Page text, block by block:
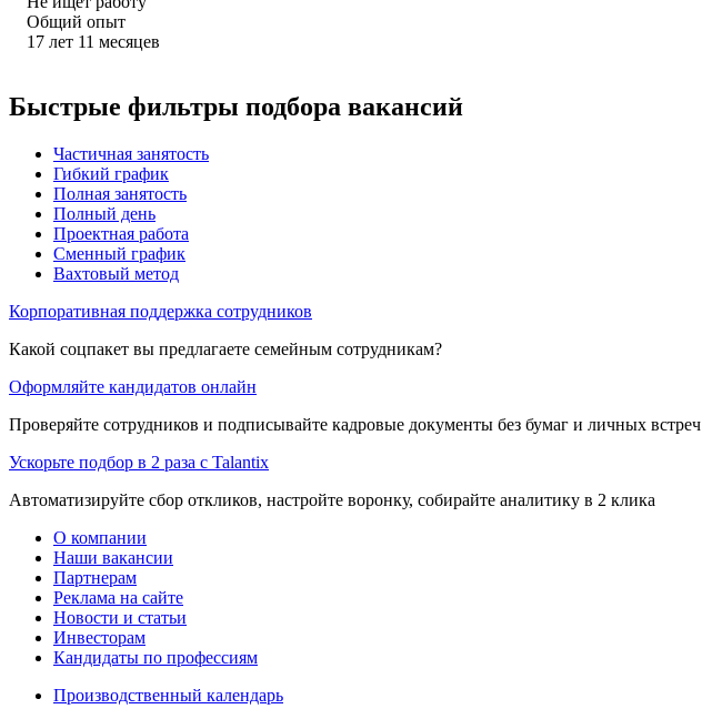
Общий опыт
17 лет 11 месяцев
Быстрые фильтры подбора вакансий
Частичная занятость
Гибкий график
Полная занятость
Полный день
Проектная работа
Сменный график
Вахтовый метод
Корпоративная поддержка сотрудников
Какой соцпакет вы предлагаете семейным сотрудникам?
Оформляйте кандидатов онлайн
Проверяйте сотрудников и подписывайте кадровые документы без бумаг и личных встреч
Ускорьте подбор в 2 раза с Talantix
Автоматизируйте сбор откликов, настройте воронку, собирайте аналитику в 2 клика
О компании
Наши вакансии
Партнерам
Реклама на сайте
Новости и статьи
Инвесторам
Кандидаты по профессиям
Производственный календарь